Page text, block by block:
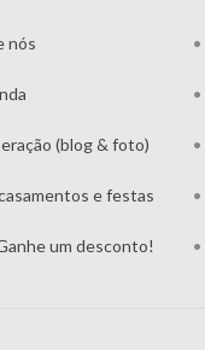
nós
(blog & foto)
e festas
um desconto!